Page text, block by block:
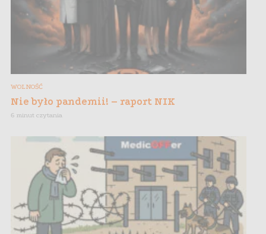
WOLNOŚĆ
Nie było pandemii! – raport NIK
6 minut czytania